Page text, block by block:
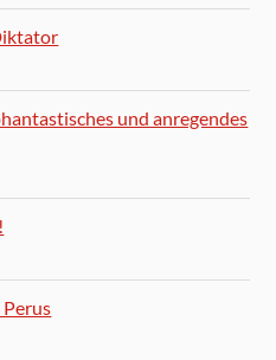
und anregendes